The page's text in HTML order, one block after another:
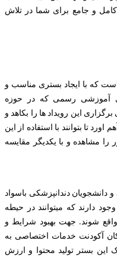
و جامع برای شما در تلاش
که با ایجاد بستری مناسب و
آموزشی رسمی که در حوزه
این رویداد ها را بکاهد و
تا بتوانند با استفاده از این
را مشاهده و با یکدیگر مقایسه
دانشجویان دندانپزشکی باسواد
دارند که میتوانند در حیطه
شوند. جهت بهبود شرایط و
آکودنت خدمات اختصاصی به
این بستر تولید محتوا و ارزش